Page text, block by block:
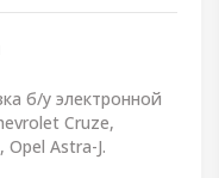
б/у электронной
Cruze,
Astra-J.